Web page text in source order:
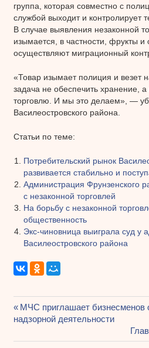
группа, которая совместно с
службой выходит и контролирует
В случае выявления незаконной
изымается, в частности, фрукты
осуществляют миграционный
«Товар изымает полиция и везет
задача не обеспечить хранение,
торговлю. И мы это делаем», —
Василеостровского района.
Статьи по теме:
Потребительский рынок
развивается стабильно и
Администрация Фрунзенского
с незаконной торговлей
На борьбу с незаконной
общественность
Экс-чиновница выиграла суд у
Василеостровского района
Навигация
по
Предыдущая
запись:
МЧС приглашает бизнесменов
надзорной деятельности